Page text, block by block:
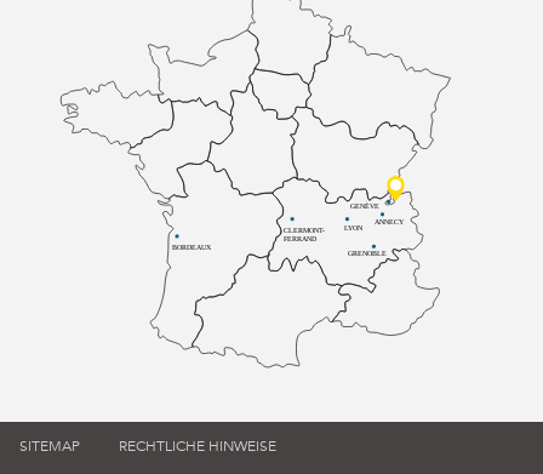
BORDEAUX
CLERMONT-
FERRAND
LYON
ANNECY
GRENOBLE
GENÈVE
SITEMAP RECHTLICHE HINWEISE